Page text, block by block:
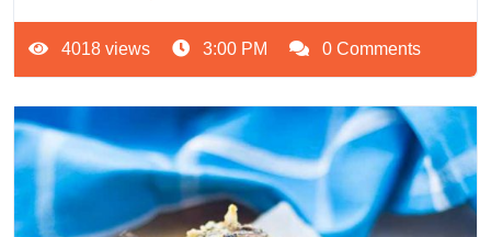
4018 views 3:00 PM 0 Comments